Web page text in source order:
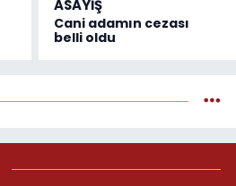
ASAYİŞ
Cani adamın cezası
belli oldu